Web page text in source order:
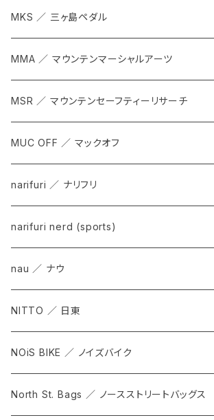
MKS ／ 三ヶ島ペダル
MMA ／ マウンテンマーシャルアーツ
MSR ／ マウンテンセーフティーリサーチ
MUC OFF ／ マックオフ
narifuri ／ ナリフリ
narifuri nerd (sports)
nau ／ ナウ
NITTO ／ 日東
NOiS BIKE ／ ノイズバイク
North St. Bags ／ ノースストリートバッグス